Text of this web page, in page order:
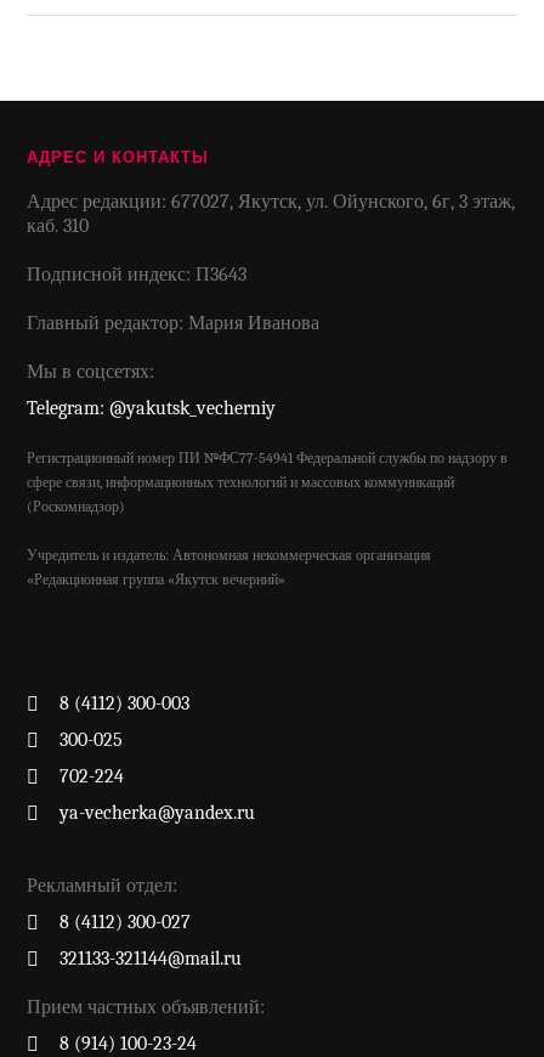
АДРЕС И КОНТАКТЫ
Адрес редакции: 677027, Якутск, ул. Ойунского, 6г, 3 этаж,
каб. 310
Подписной индекс: П3643
Главный редактор: Мария Иванова
Мы в соцсетях:
Telegram: @yakutsk_vecherniy
Регистрационный номер ПИ №ФС77-54941 Федеральной службы по надзору в
сфере связи, информационных технологий и массовых коммуникаций
(Роскомнадзор)
Учредитель и издатель: Автономная некоммерческая организация
«Редакционная группа «Якутск вечерний»
8 (4112) 300-003
300-025
702-224
ya-vecherka@yandex.ru
Рекламный отдел:
8 (4112) 300-027
321133-321144@mail.ru
Прием частных объявлений:
8 (914) 100-23-24